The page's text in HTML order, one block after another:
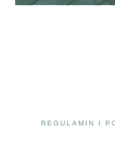
REGULAMIN I